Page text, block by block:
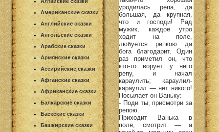
Американские сказки
Английские сказки
Ангольские сказки
Арабские сказки
Армянские сказки
Ассирийские сказки
Афганские сказки
Африканские сказки
Балкарские сказки
Баскские сказки
Башкирские сказки
уродилась репа, да
большая, да крупная,
что и господи! Рад
мужик, каждое утро
ходит на поле,
любуется репкою да
бога благодарит. Один
раз приметил он, что
кто-то ворует у него
репу, и начал
караулить; караулил-
караулил — нет никого!
Посылает он Ваньку:
- Поди ты, присмотри за
репою.
Приходит Ванька в
поле, смотрит — а